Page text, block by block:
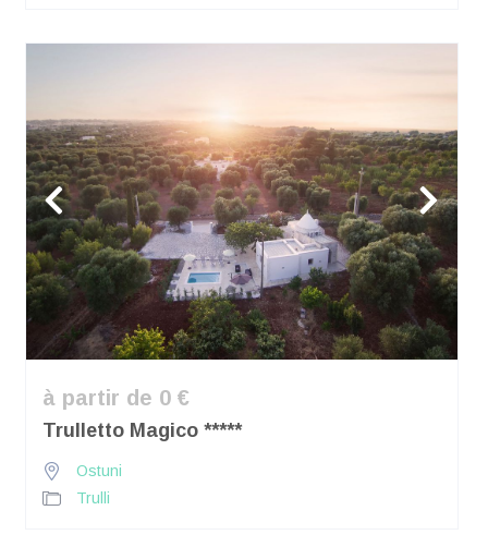
à partir de 0 €
Trulletto Magico *****
Ostuni
Trulli